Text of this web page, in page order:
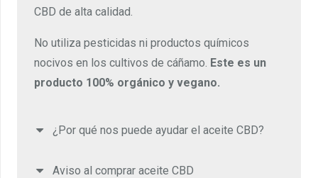
CBD de alta calidad.
No utiliza pesticidas ni productos químicos
nocivos en los cultivos de cáñamo. Este es un
producto 100% orgánico y vegano.
¿Por qué nos puede ayudar el aceite CBD?
Aviso al comprar aceite CBD